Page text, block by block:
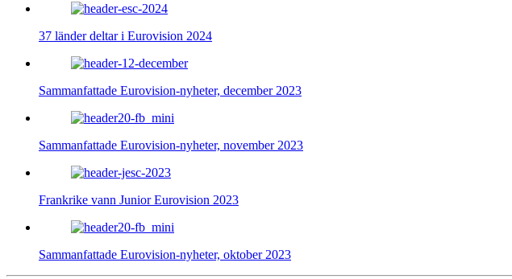
37 länder deltar i Eurovision 2024
Sammanfattade Eurovision-nyheter, december 2023
Sammanfattade Eurovision-nyheter, november 2023
Frankrike vann Junior Eurovision 2023
Sammanfattade Eurovision-nyheter, oktober 2023